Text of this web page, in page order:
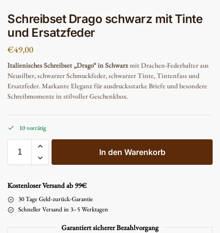
Schreibset Drago schwarz mit Tinte
und Ersatzfeder
€49,00
Italienisches Schreibset „Drago“ in Schwarzmit Drachen-Federhalter aus
Neusilber, schwarzer Schmuckfeder, schwarzer Tinte, Tintenfass und
Ersatzfeder. Markante Eleganz für ausdrucksstarke Briefe und besondere
Schreibmomente in stilvoller Geschenkbox.
10 vorrätig
In den Warenkorb
Kostenloser Versand ab 99€
30 Tage Geld-zurück-Garantie
Schneller Versand in 3–5 Werktagen
Garantiert sicherer Bezahlvorgang